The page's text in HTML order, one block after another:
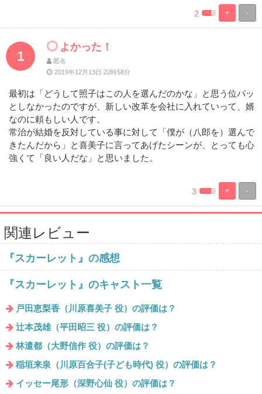
-
+
%
Complete
100%
Complete
2
1
よかった！
匿名
2019年12月13日 22時58分
最初は「どうして照子はこの人を選んだのかな」と思う位パッ
としなかったのですが、新しい改革を会社に入れていって、婿
なのに頼もしい人です。
常治が結婚を反対している事に対して「僕が（八郎を）選んで
きたんだから」と喜美子に言ってあげたシーンが、とっても心
強くて「良い人だな」と思いました。
-
+
%
Complete
100%
Complete
3
関連レビュー
『スカーレット』の感想
『スカーレット』のキャスト一覧
戸田恵梨香（川原喜美子 役）の評価は？
辻本茂雄（平田昭三 役）の評価は？
林遣都（大野信作 役）の評価は？
稲垣来泉（川原百合子(子ども時代) 役）の評価は？
イッセー尾形（深野心仙 役）の評価は？